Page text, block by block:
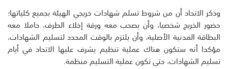
وذكر الاتحاد أن من شروط تسلم شهادات خريجي الهيئة بجميع كلياتها؛
حضور الخريج شخصيا، وأن يصحب معه ورقة إخلاء الطرف، حاملا معه
البطاقة المدنية الأصلية، وأن يلتزم بالوقت المحدد لتسليم الشهادات،
مؤكدا أنه ستكون هناك عملية تنظيم يشرف عليها الاتحاد في أيام
تسليم الشهادات، حتى تكون عملية التسليم منظمة.